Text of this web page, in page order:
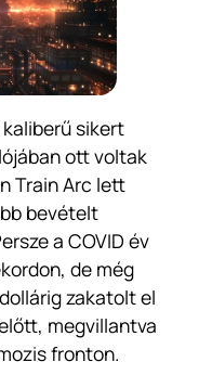
sikert
ott voltak
Train Arc lett
bevételt
a COVID év
de még
zakatolt el
megvillantva
fronton.